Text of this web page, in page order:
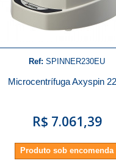
Ref: SPINNER230EU
Microcentrífuga Axyspin
R$ 7.061,39
Produto sob encomenda